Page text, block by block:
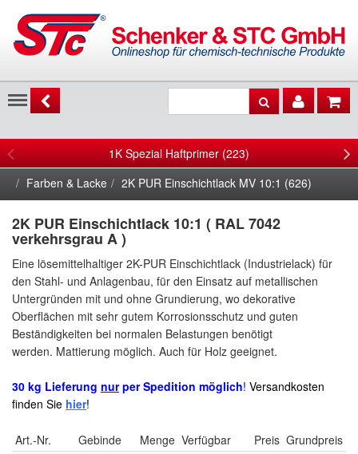
Menu
1K Spezial Haftprimer (223)
Farben & Lacke
2K PUR Einschichtlack MV 10:1 (626)
2K PUR Einschichtlack 10:1 ( RAL 7042
verkehrsgrau A )
Eine lösemittelhaltiger 2K-PUR Einschichtlack (Industrielack) für
den Stahl- und Anlagenbau, für den Einsatz auf metallischen
Untergründen mit und ohne Grundierung, wo dekorative
Oberflächen mit sehr gutem Korrosionsschutz und guten
Beständigkeiten bei normalen Belastungen benötigt
werden. Mattierung möglich. Auch für Holz geeignet.
30 kg Lieferung nurper Spedition möglich! Versandkosten
finden Sie hier!
Art.-Nr. Gebinde Menge Verfügbar Preis Grundpreis